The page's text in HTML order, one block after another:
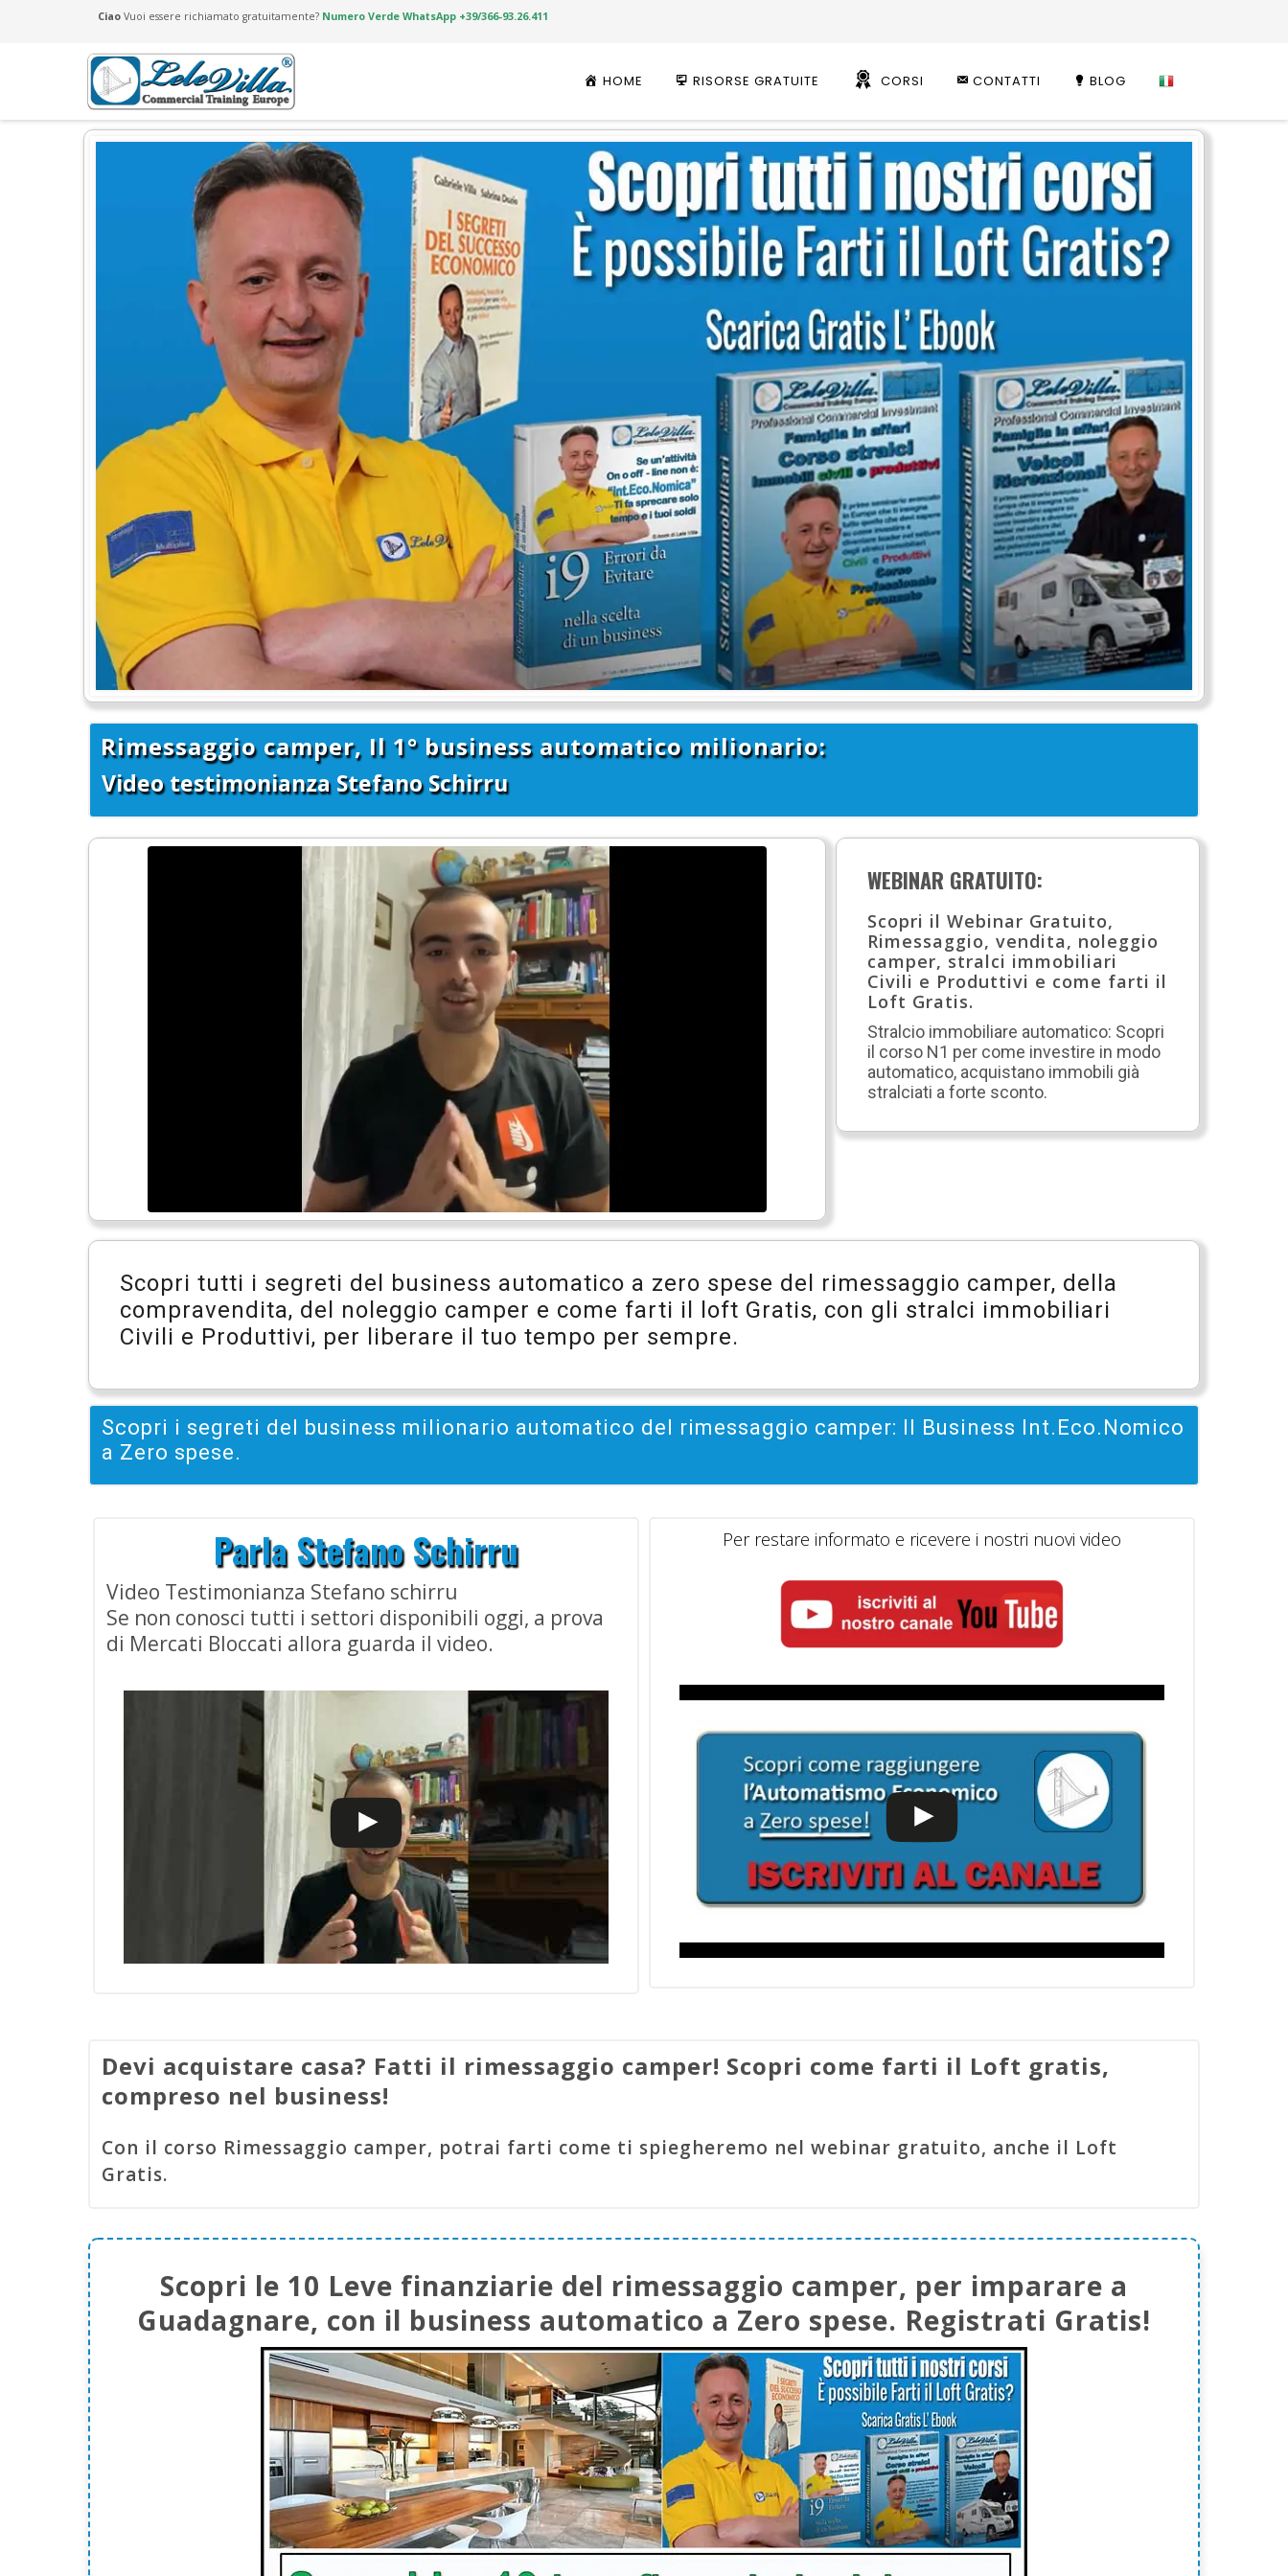
Ciao Vuoi essere richiamato gratuitamente? Numero Verde WhatsApp +39/366-93.26.411
HOME RISORSE GRATUITE CORSI CONTATTI BLOG
Rimessaggio camper, Il 1° business automatico milionario:
Video testimonianza Stefano Schirru
WEBINAR GRATUITO:
Scopri il Webinar Gratuito,
Rimessaggio, vendita, noleggio
camper, stralci immobiliari
Civili e Produttivi e come farti il
Loft Gratis.
Stralcio immobiliare automatico: Scopri
il corso N1 per come investire in modo
automatico, acquistano immobili già
stralciati a forte sconto.
Scopri tutti i segreti del business automatico a zero spese del rimessaggio camper, della
compravendita, del noleggio camper e come farti il loft Gratis, con gli stralci immobiliari
Civili e Produttivi, per liberare il tuo tempo per sempre.
Scopri i segreti del business milionario automatico del rimessaggio camper: Il Business Int.Eco.Nomico
a Zero spese.
Parla Stefano Schirru
Video Testimonianza Stefano schirru
Se non conosci tutti i settori disponibili oggi, a prova
di Mercati Bloccati allora guarda il video.
Per restare informato e ricevere i nostri nuovi video
Devi acquistare casa? Fatti il rimessaggio camper! Scopri come farti il Loft gratis,
compreso nel business!
Con il corso Rimessaggio camper, potrai farti come ti spiegheremo nel webinar gratuito, anche il Loft
Gratis.
Scopri le 10 Leve finanziarie del rimessaggio camper, per imparare a
Guadagnare, con il business automatico a Zero spese. Registrati Gratis!